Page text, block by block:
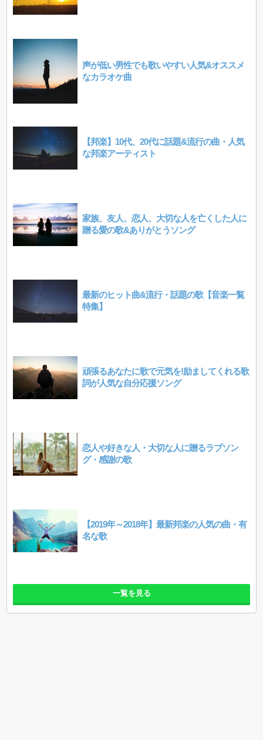
声が低い男性でも歌いやすい人気&オススメ
なカラオケ曲
【邦楽】10代、20代に話題&流行の曲・人気
な邦楽アーティスト
家族、友人、恋人、大切な人を亡くした人に
贈る愛の歌&ありがとうソング
最新のヒット曲&流行・話題の歌【音楽一覧
特集】
頑張るあなたに歌で元気を!励ましてくれる歌
詞が人気な自分応援ソング
恋人や好きな人・大切な人に贈るラブソン
グ・感謝の歌
【2019年～2018年】最新邦楽の人気の曲・有
名な歌
一覧を見る